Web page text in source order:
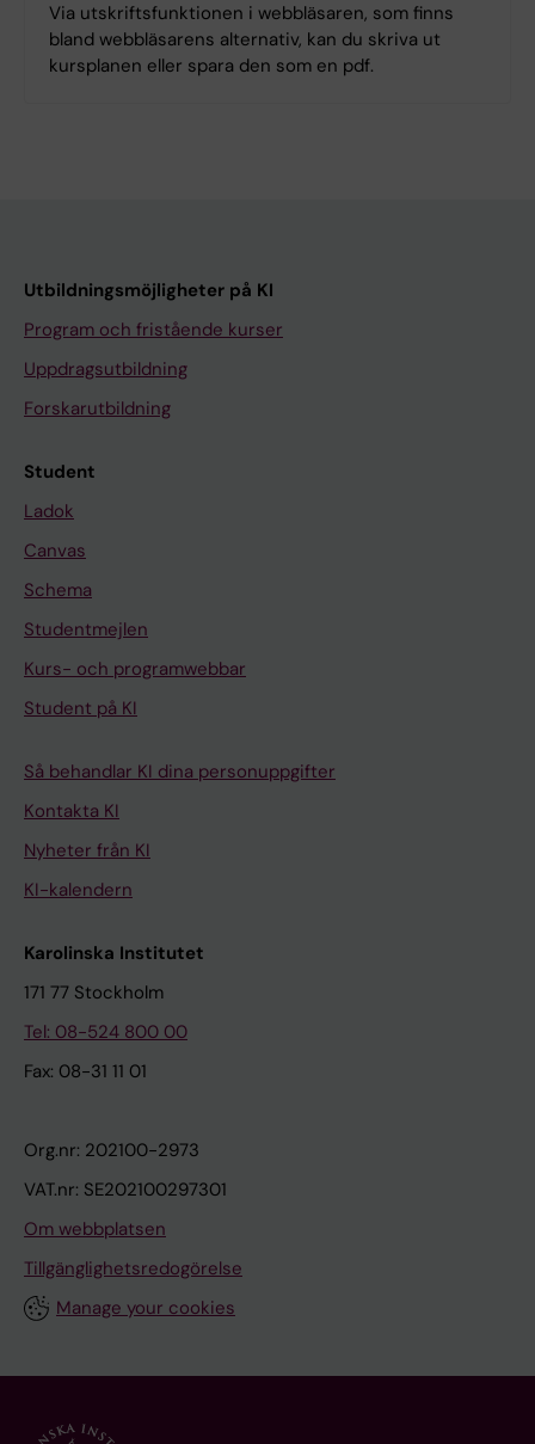
Via utskriftsfunktionen i webbläsaren, som finns
bland webbläsarens alternativ, kan du skriva ut
kursplanen eller spara den som en pdf.
Utbildningsmöjligheter på KI
Program och fristående kurser
Uppdragsutbildning
Forskarutbildning
Student
Ladok
Canvas
Schema
Studentmejlen
Kurs- och programwebbar
Student på KI
Så behandlar KI dina personuppgifter
Kontakta KI
Nyheter från KI
KI-kalendern
Karolinska Institutet
171 77 Stockholm
Tel: 08-524 800 00
Fax: 08-31 11 01
Org.nr: 202100-2973
VAT.nr: SE202100297301
Om webbplatsen
Tillgänglighetsredogörelse
Manage your cookies